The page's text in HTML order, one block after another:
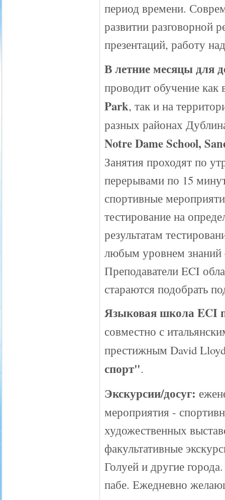
период времени.
развитии разговорной
презентаций, работу
В летние месяцы для
проводит обучение
Park, так и на
разных районах
Notre Dame School,
Занятия проходят по
перерывами по 15
спортивные
тестирование на
результатам
любым уровнем знаний
Преподаватели ECI
стараются подобрать
Языковая школа ECI
совместно с
престижным David
спорт".
Экскурсии/досуг:
мероприятия -
художественных
факультативные
Голуей и другие
пабе. Ежедневно